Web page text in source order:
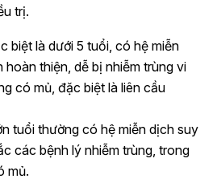
trị.
biệt là dưới 5 tuổi, có hệ miễn
thiện, dễ bị nhiễm trùng vi
có mủ, đặc biệt là liên cầu
tuổi thường có hệ miễn dịch suy
các bệnh lý nhiễm trùng, trong
mủ.